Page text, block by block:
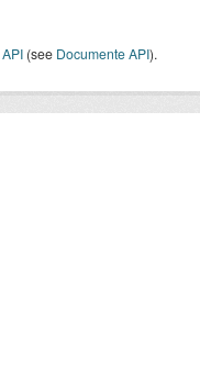
API (see Documente API).